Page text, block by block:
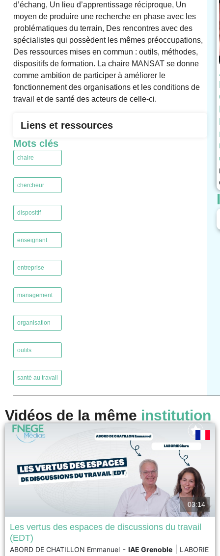
d’échang, Un lieu d’apprentissage réciproque, Un
moyen de produire une recherche en phase avec les
problématiques du terrain, Des rencontres avec des
spécialistes qui possèdent les mêmes préoccupations,
Des ressources mises en commun : outils, méthodes,
dispositifs de formation. La chaire MANSAT se donne
comme ambition de participer à améliorer le
fonctionnement des organisations et les conditions de
travail et de santé des acteurs de celle-ci.
Liens et ressources
Mots clés
chaire
chercheur
dispositif
enseignant
entreprise
management
organisation
outils
santé au travail
Vidéos de la même institution
Le télétravail est un mode d’organisation désormais largement répandu.
Néanmoins, il peut s’avérer néfaste pour les télétravailleurs, notamment en
03:14
Les vertus des espaces de discussions du travail
(EDT)
ABORD DE CHATILLON Emmanuel - IAE Grenoble
LABORIE